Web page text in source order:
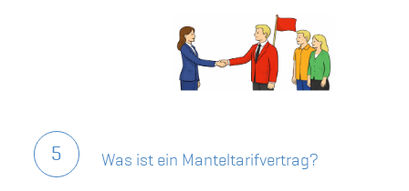
5 Was ist ein Manteltarifvertrag?